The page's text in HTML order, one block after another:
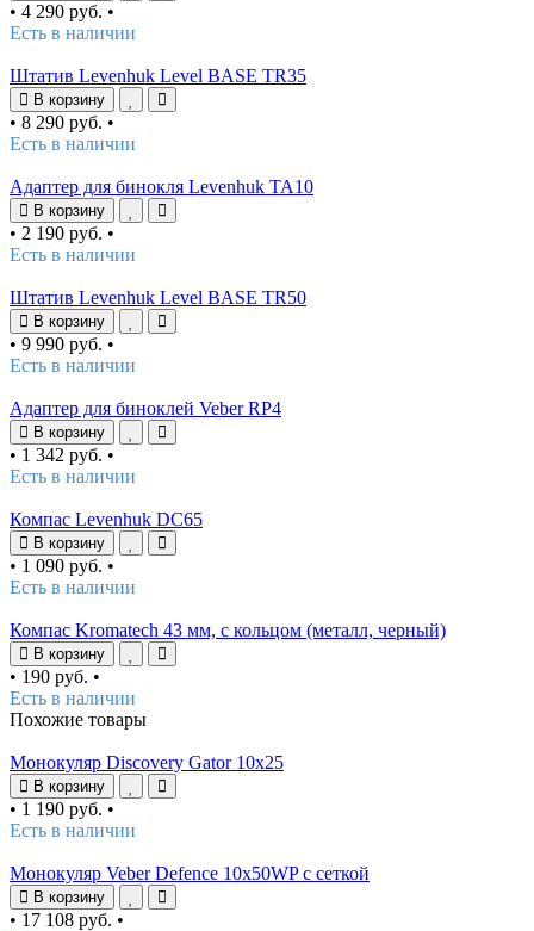
• 4 290 руб. •
Есть в наличии
Штатив Levenhuk Level BASE TR35
В корзину
• 8 290 руб. •
Есть в наличии
Адаптер для бинокля Levenhuk TA10
В корзину
• 2 190 руб. •
Есть в наличии
Штатив Levenhuk Level BASE TR50
В корзину
• 9 990 руб. •
Есть в наличии
Адаптер для биноклей Veber RP4
В корзину
• 1 342 руб. •
Есть в наличии
Компас Levenhuk DC65
В корзину
• 1 090 руб. •
Есть в наличии
Компас Kromatech 43 мм, с кольцом (металл, черный)
В корзину
• 190 руб. •
Есть в наличии
Похожие товары
Монокуляр Discovery Gator 10x25
В корзину
• 1 190 руб. •
Есть в наличии
Монокуляр Veber Defence 10х50WP с сеткой
В корзину
• 17 108 руб. •